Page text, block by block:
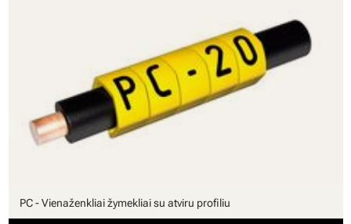
PC - Vienaženkliai žymekliai su atviru profiliu